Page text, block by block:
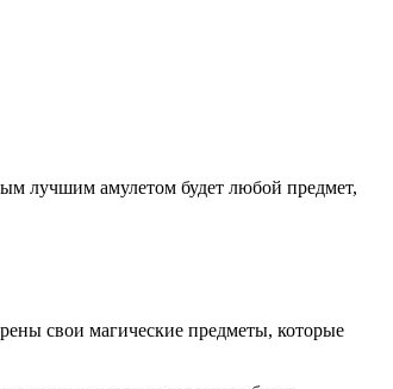
лучшим амулетом будет любой предмет,
свои магические предметы, которые